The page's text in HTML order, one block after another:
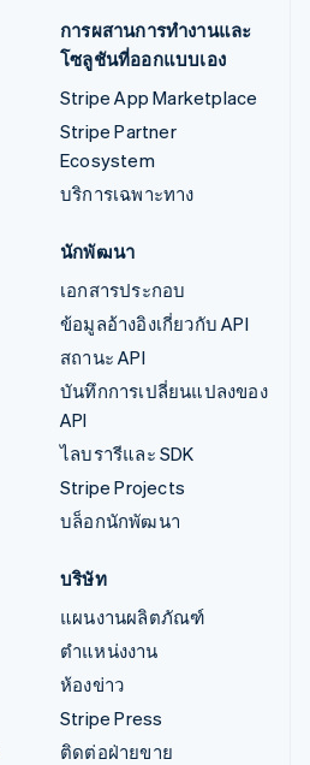
การผสานการทำงานและ
โซลูชันที่ออกแบบเอง
Stripe App Marketplace
Stripe Partner
Ecosystem
บริการเฉพาะทาง
นักพัฒนา
เอกสารประกอบ
ข้อมูลอ้างอิงเกี่ยวกับ API
สถานะ API
บันทึกการเปลี่ยนแปลงของ
API
ไลบรารีและ SDK
Stripe Projects
บล็อกนักพัฒนา
บริษัท
แผนงานผลิตภัณฑ์
ตำแหน่งงาน
ห้องข่าว
Stripe Press
ติดต่อฝ่ายขาย